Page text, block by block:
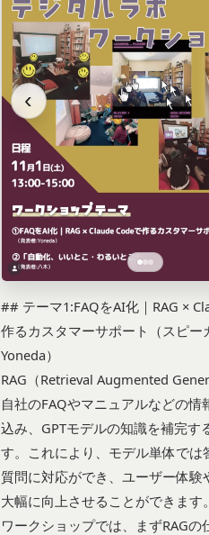
## テーマ1:FAQをAI化｜RAG ×
作るカスタマーサポート（スピー
Yoneda）
RAG（Retrieval Augmented
自社のFAQやマニュアルなどの情
込み、GPTモデルの知識を補完す
す。これにより、モデル単体では
質問に対応ができ、ユーザー体験
大幅に向上させることができます。
ワークショップでは、まずRAGの
‹